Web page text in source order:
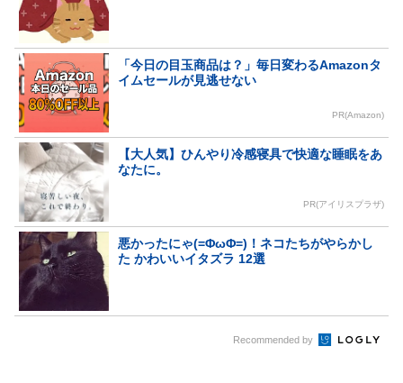
「今日の目玉商品は？」毎日変わるAmazonタ
イムセールが見逃せない
PR(Amazon)
【大人気】ひんやり冷感寝具で快適な睡眠をあ
なたに。
PR(アイリスプラザ)
悪かったにゃ(=ΦωΦ=)！ネコたちがやらかし
た かわいいイタズラ 12選
Recommended by